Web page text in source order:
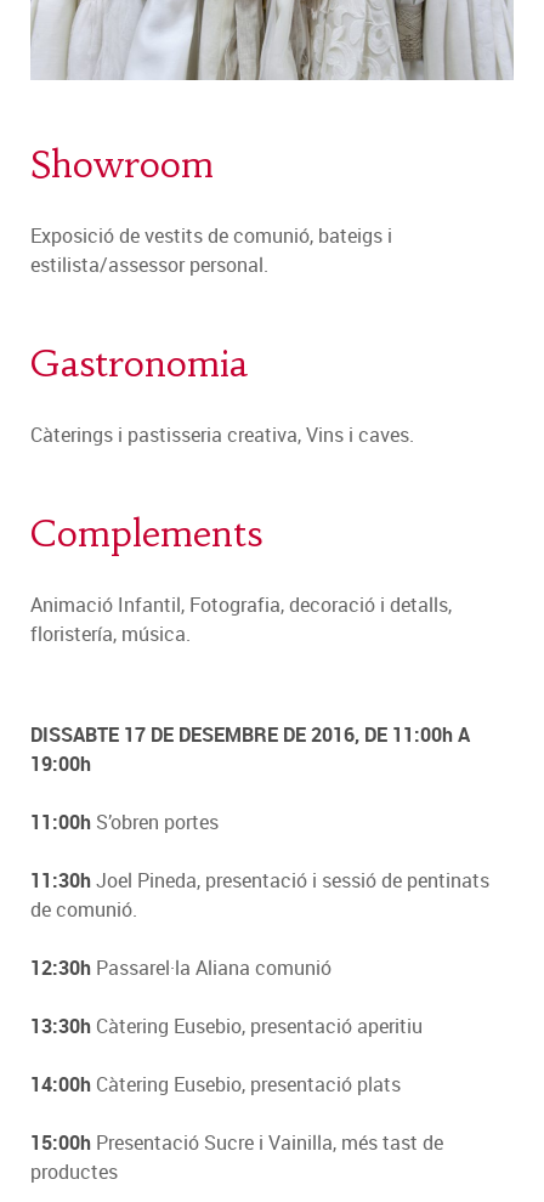
Showroom
Exposició de vestits de comunió, bateigs i
estilista/assessor personal.
Gastronomia
Càterings i pastisseria creativa, Vins i caves.
Complements
Animació Infantil, Fotografia, decoració i detalls,
floristería, música.
DISSABTE 17 DE DESEMBRE DE 2016, DE 11:00h A
19:00h
11:00h S’obren portes
11:30hJoel Pineda, presentació i sessió de pentinats
de comunió.
12:30h Passarel·la Aliana comunió
13:30h Càtering Eusebio, presentació aperitiu
14:00h Càtering Eusebio, presentació plats
15:00h Presentació Sucre i Vainilla, més tast de
productes